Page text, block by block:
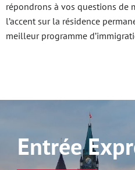
répondrons à vos questions de
l’accent sur la résidence
meilleur programme
Entrée